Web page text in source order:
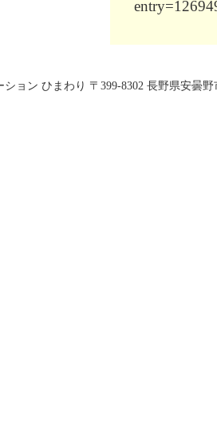
ション ひまわり 〒399-8302 長野県安曇